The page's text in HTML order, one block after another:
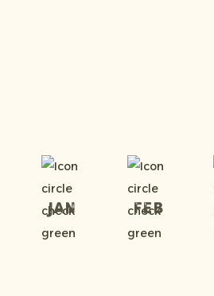
Jan Feb